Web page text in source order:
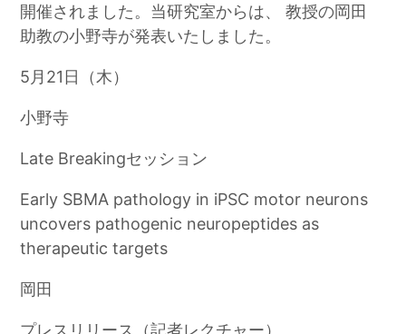
開催されました。 当研究室からは、 教授の岡田
助教の小野寺が発表いたしました。
5月21日（木）
小野寺
Late Breakingセッション
Early SBMA pathology in iPSC motor neurons
uncovers pathogenic neuropeptides as
therapeutic targets
岡田
プレスリリース（記者レクチャー）